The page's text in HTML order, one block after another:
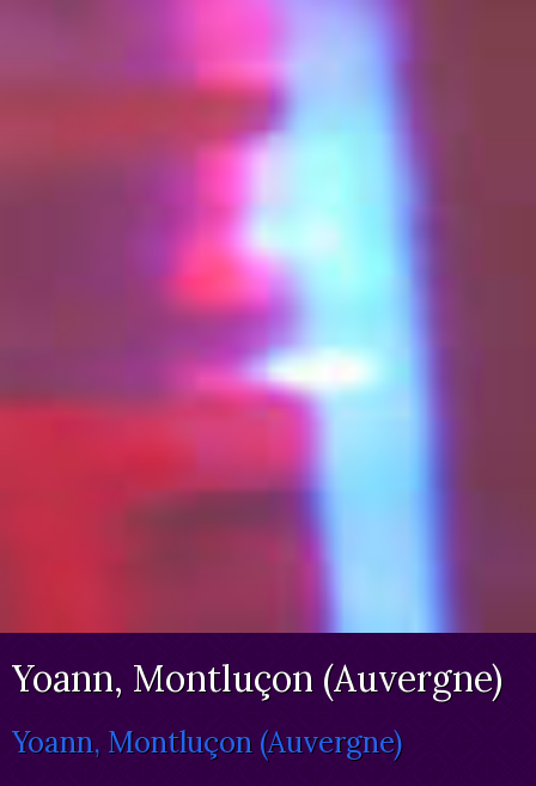
Yoann, Montluçon (Auvergne)
Yoann, Montluçon (Auvergne)